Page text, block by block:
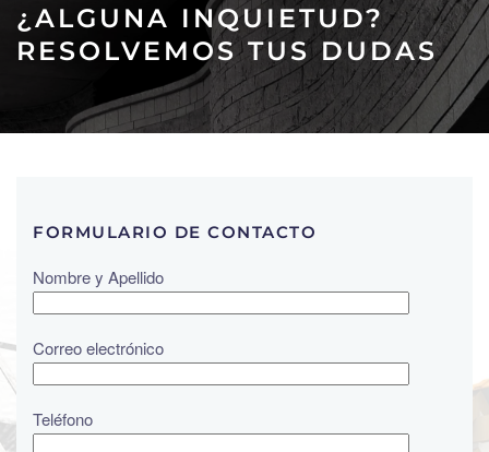
¿ALGUNA INQUIETUD?
RESOLVEMOS TUS DUDAS
FORMULARIO DE CONTACTO
Nombre y Apellido
Correo electrónico
Teléfono